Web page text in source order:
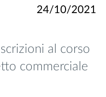
24/10/2021
al corso
commerciale